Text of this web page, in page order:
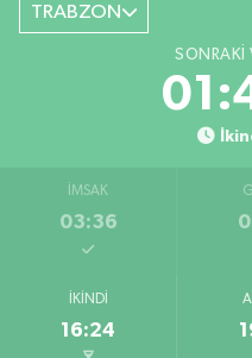
TRABZON
SONRAKI
İMSAK
03:36
İKINDI
16:24